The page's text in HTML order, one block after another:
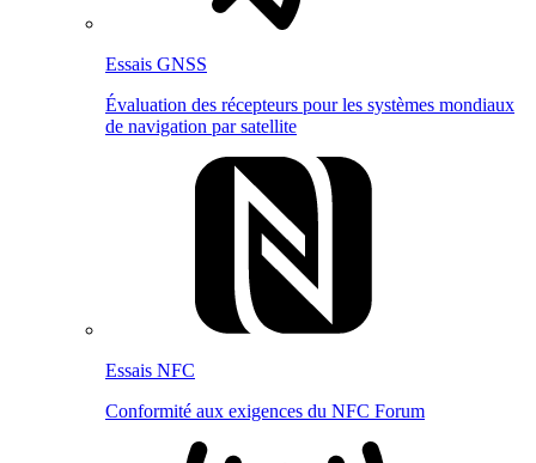
Essais GNSS
Évaluation des récepteurs pour les systèmes mondiaux
de navigation par satellite
Essais NFC
Conformité aux exigences du NFC Forum